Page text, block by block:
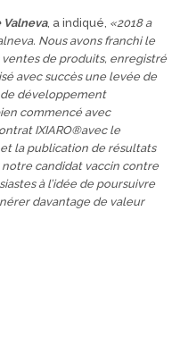
Valneva, a indiqué, «2018 a
Nous avons franchi le
ventes de produits, enregistré
avec succès une levée de
développement
commencé avec
IXIARO®avec le
la publication de résultats
candidat vaccin contre
à l’idée de poursuivre
davantage de valeur